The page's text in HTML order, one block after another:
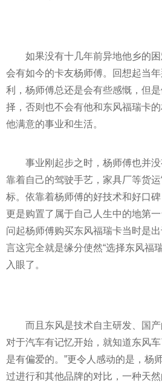
如果没有十几年前异地他乡的
会有如今的卡友杨师傅。回想起当
利，杨师傅总还是会有些感慨，但
择，否则也不会有他和东风福瑞卡
他满意的事业和生活。
事业刚起步之时，杨师傅也并
靠着自己的驾驶手艺，家具厂等货运
标。依靠着杨师傅的好技术和好口
更是购置了属于自己人生中的地第
问起杨师傅购买东风福瑞卡当时是
言这完全就是缘分使然“选择东风福
入眼了。
而且东风是技术自主研发、国
对于汽车有记忆开始，就知道东风
是有偏爱的。”更令人感动的是，杨
过进行和其他品牌的对比，一种天